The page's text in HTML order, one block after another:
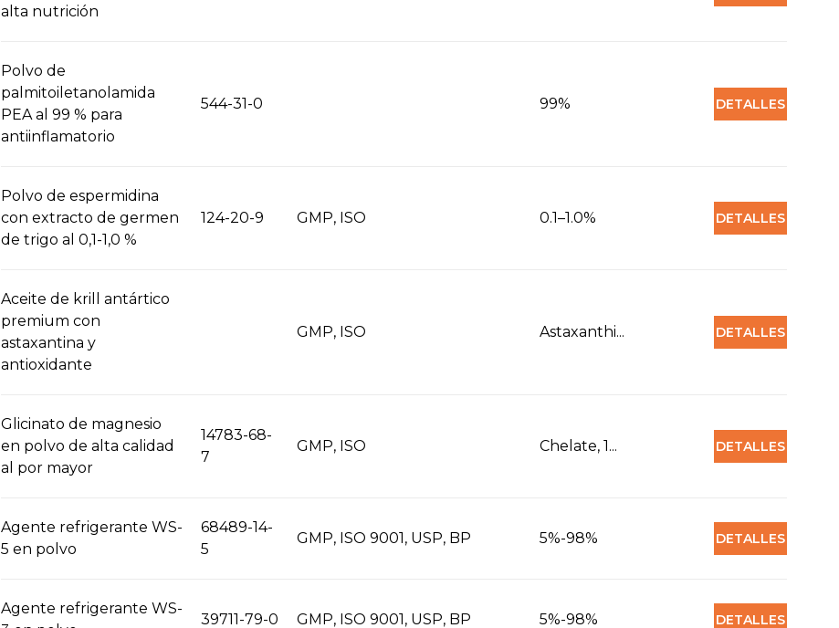
alta nutrición
Polvo de
palmitoiletanolamida
PEA al 99 % para
antiinflamatorio
544-31-0 99% DETALLES
Polvo de espermidina
con extracto de germen
de trigo al 0,1-1,0 %
124-20-9 GMP, ISO 0.1–1.0% DETALLES
Aceite de krill antártico
premium con
astaxantina y
antioxidante
GMP, ISO Astaxanthi... DETALLES
Glicinato de magnesio
en polvo de alta calidad
al por mayor
14783-68-
7
GMP, ISO Chelate, 1... DETALLES
Agente refrigerante WS-
5 en polvo
68489-14-
5
GMP, ISO 9001, USP, BP 5%-98% DETALLES
Agente refrigerante WS-
39711-79-0 GMP, ISO 9001, USP, BP 5%-98% DETALLES